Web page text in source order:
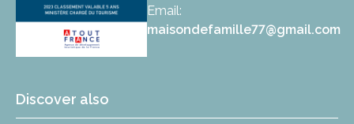
Email:
maisondefamille77@gmail.com
Discover also